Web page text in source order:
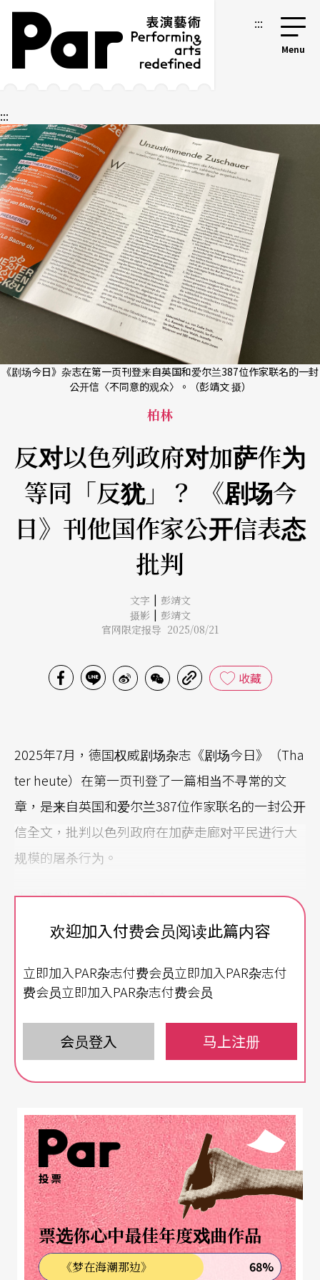
跳到主要内容区块
网站导览 :::
:::
《剧场今日》杂志在第一页刊登来自英国和爱尔兰387位作家联名的一封
公开信〈不同意的观众〉。（彭靖文 摄）
柏林
反对以色列政府对加萨作为
等同「反犹」？ 《剧场今
日》刊他国作家公开信表态
批判
文字 | 彭靖文
摄影 | 彭靖文
官网限定报导 2025/08/21
收藏
2025年7月，德国权威剧场杂志《剧场今日》（Tha
ter heute）在第一页刊登了一篇相当不寻常的文
章，是来自英国和爱尔兰387位作家联名的一封公开
信全文，批判以色列政府在加萨走廊对平民进行大
规模的屠杀行为。
此公开信以〈不同意的观众 Unzustimmende Zusc
hauer〉为标题，借用了国际人权联盟和国际刑事法
务员在内战期间沉默看著军队对人民进行屠杀，这
样的沉默，在战后被国际刑事法庭视为默许屠杀进
行。如今，签署此信的作家们则不愿意对以色列在
加萨进行的攻击保持沉默。
恐怖攻击后，被定调为犯下战争罪和反人类罪，这
点毫无疑问。然而，当以色列对加萨持续进行无差
别大规模攻击，使得每天数以百计的巴勒斯坦平民
身亡，医疗人员、记者、妇女、孩童和身心障碍人
士都成为攻击目标、人道救援物资管道被切断、巴
勒斯坦累计死亡人数更超过6万人时，「时至今日，
我们也必须以种族灭绝、战争罪和反人类罪来描述
欢迎加入付费会员阅读此篇内容
立即加入PAR杂志付费会员立即加入PAR杂志付
费会员立即加入PAR杂志付费会员
会员登入 马上注册
投票
票选你心中最佳年度戏曲作品
《梦在海潮那边》 68%